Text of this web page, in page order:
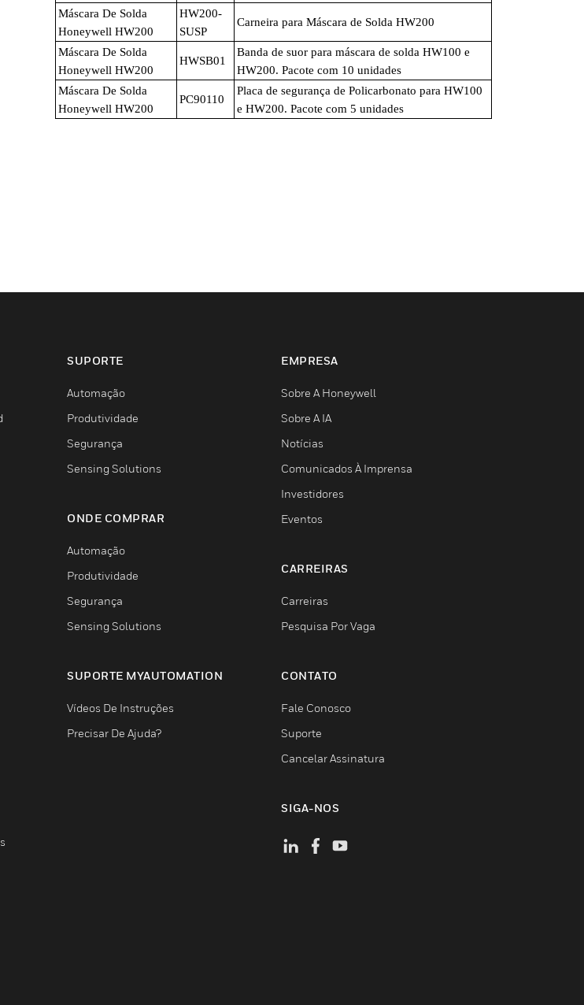
Máscara De Solda
Honeywell HW200
HW200-
SUSP
Carneira para Máscara de Solda HW200
Máscara De Solda
Honeywell HW200
HWSB01
Banda de suor para máscara de solda HW100 e
HW200. Pacote com 10 unidades
Máscara De Solda
Honeywell HW200
PC90110
Placa de segurança de Policarbonato para HW100
e HW200. Pacote com 5 unidades
SUPORTE
Automação
Produtividade
Segurança
Sensing Solutions
ONDE COMPRAR
Automação
Produtividade
Segurança
Sensing Solutions
SUPORTE MYAUTOMATION
Vídeos De Instruções
Precisar De Ajuda?
EMPRESA
Sobre A Honeywell
Sobre A IA
Notícias
Comunicados À Imprensa
Investidores
Eventos
CARREIRAS
Carreiras
Pesquisa Por Vaga
CONTATO
Fale Conosco
Suporte
Cancelar Assinatura
SIGA-NOS